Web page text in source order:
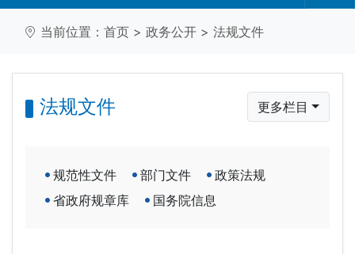
当前位置： 首页 > 政务公开 > 法规文件
法规文件 更多栏目
规范性文件 部门文件
政策法规
省政府规章库
国务院信息